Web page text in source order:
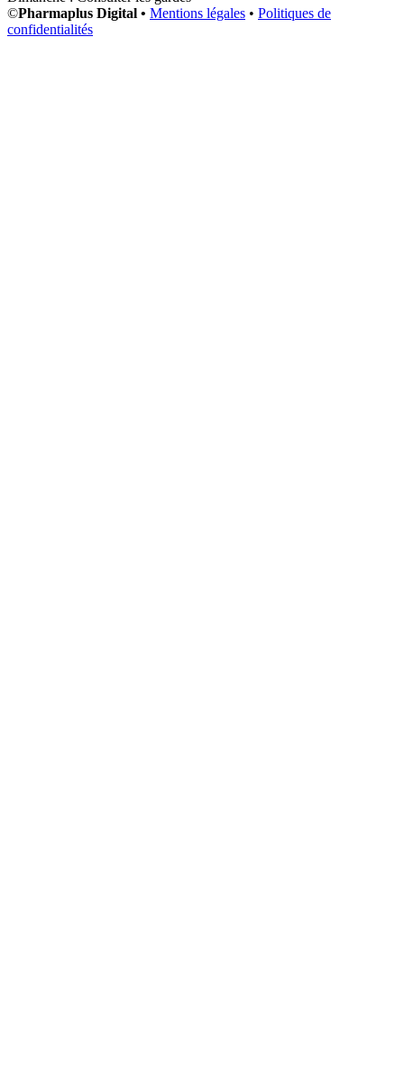
©Pharmaplus Digital • Mentions légales • Politiques de
confidentialités